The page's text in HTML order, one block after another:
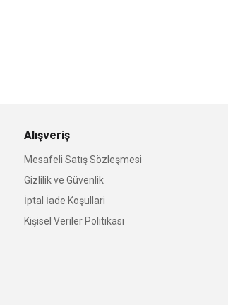
Alışveriş
Mesafeli Satış Sözleşmesi
Gizlilik ve Güvenlik
İptal İade Koşullari
Kişisel Veriler Politikası